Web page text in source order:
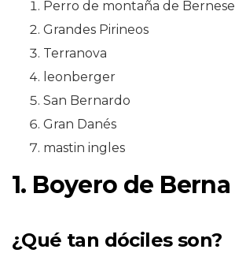
Perro de montaña de Bernese
Grandes Pirineos
Terranova
leonberger
San Bernardo
Gran Danés
mastin ingles
1. Boyero de Berna
¿Qué tan dóciles son?